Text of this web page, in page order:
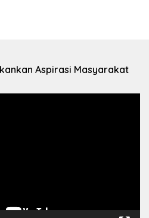
Aspirasi Masyarakat